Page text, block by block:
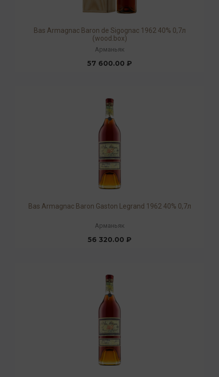
Bas Armagnac Baron de Sigognac 1962 40% 0,7л
(wood.box)
Арманьяк
57 600.00 ₽
Bas Armagnac Baron Gaston Legrand 1962 40% 0,7л
Арманьяк
56 320.00 ₽